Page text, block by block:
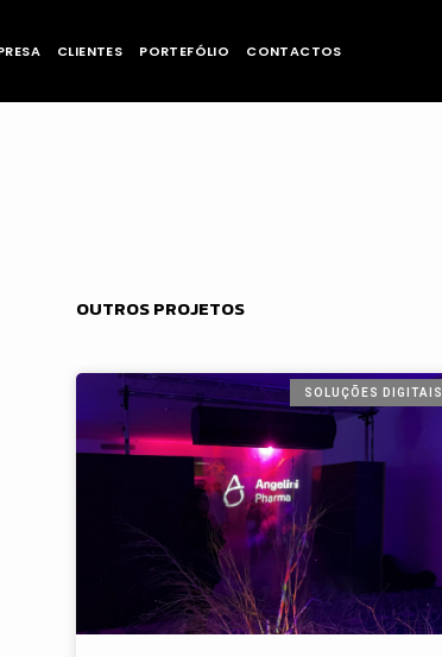
CLIENTES PORTEFÓLIO CONTACTOS
OUTROS PROJETOS
SOLUÇÕES DIGITAIS